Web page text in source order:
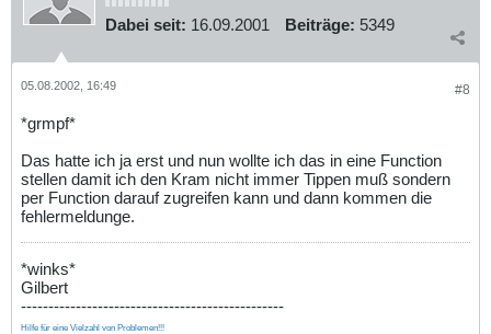
Dabei seit: 16.09.2001 Beiträge: 5349
#8
05.08.2002, 16:49
*grmpf*
Das hatte ich ja erst und nun wollte ich das in eine Function
stellen damit ich den Kram nicht immer Tippen muß sondern
per Function darauf zugreifen kann und dann kommen die
fehlermeldunge.
*winks*
Gilbert
------------------------------------------------
Hilfe für eine Vielzahl von Problemen!!!